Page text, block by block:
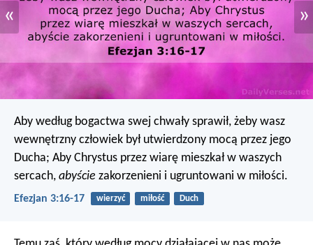
« »
Aby według bogactwa swej chwały sprawił, żeby wasz
wewnętrzny człowiek był utwierdzony mocą przez jego
Ducha; Aby Chrystus przez wiarę mieszkał w waszych
sercach, abyście zakorzenieni i ugruntowani w miłości.
Efezjan 3:16-17 wierzyć miłość Duch